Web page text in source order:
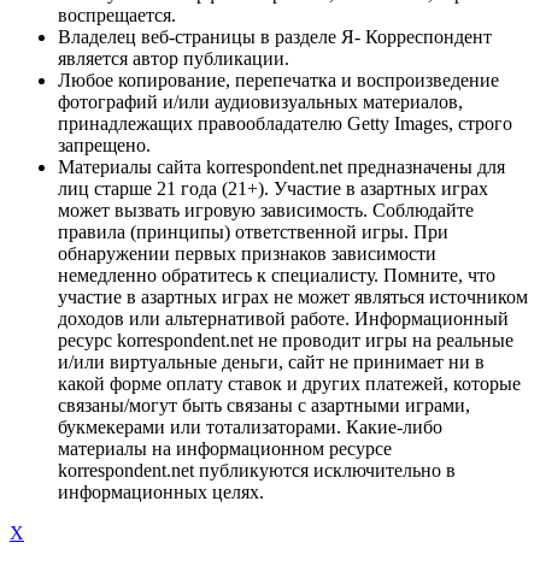
воспрещается.
Владелец веб-страницы в разделе Я- Корреспондент
является автор публикации.
Любое копирование, перепечатка и воспроизведение
фотографий и/или аудиовизуальных материалов,
принадлежащих правообладателю Getty Images, строго
запрещено.
Материалы сайта korrespondent.net предназначены для
лиц старше 21 года (21+). Участие в азартных играх
может вызвать игровую зависимость. Соблюдайте
правила (принципы) ответственной игры. При
обнаружении первых признаков зависимости
немедленно обратитесь к специалисту. Помните, что
участие в азартных играх не может являться источником
доходов или альтернативой работе. Информационный
ресурс korrespondent.net не проводит игры на реальные
и/или виртуальные деньги, сайт не принимает ни в
какой форме оплату ставок и других платежей, которые
связаны/могут быть связаны с азартными играми,
букмекерами или тотализаторами. Какие-либо
материалы на информационном ресурсе
korrespondent.net публикуются исключительно в
информационных целях.
X